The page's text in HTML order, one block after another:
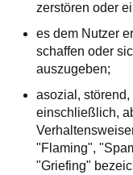
zerstören oder
es dem Nutzer
schaffen oder
auszugeben;
asozial,
einschließlich,
"Flaming",
"Griefing"